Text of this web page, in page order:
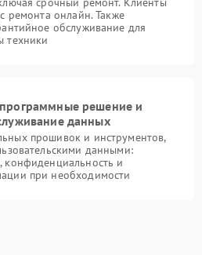
ремонта онлайн. Также
обслуживание для
техники
решение и
данных
прошивок и инструментов,
данными:
конфиденциальность и
при необходимости